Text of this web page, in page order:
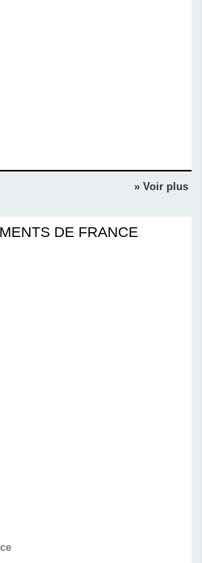
» Voir plus
DE FRANCE